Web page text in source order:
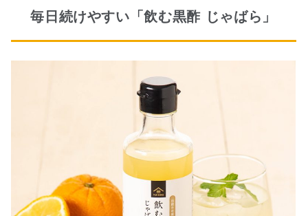
毎日続けやすい「飲む黒酢 じゃばら」